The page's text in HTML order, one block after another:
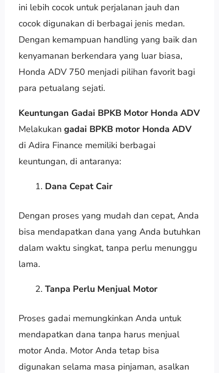
ini lebih cocok untuk perjalanan jauh dan
cocok digunakan di berbagai jenis medan.
Dengan kemampuan handling yang baik dan
kenyamanan berkendara yang luar biasa,
Honda ADV 750 menjadi pilihan favorit bagi
para petualang sejati.
Keuntungan Gadai BPKB Motor Honda ADV
Melakukan gadai BPKB motor Honda ADV
di Adira Finance memiliki berbagai
keuntungan, di antaranya:
Dana Cepat Cair
Dengan proses yang mudah dan cepat, Anda
bisa mendapatkan dana yang Anda butuhkan
dalam waktu singkat, tanpa perlu menunggu
lama.
Tanpa Perlu Menjual Motor
Proses gadai memungkinkan Anda untuk
mendapatkan dana tanpa harus menjual
motor Anda. Motor Anda tetap bisa
digunakan selama masa pinjaman, asalkan